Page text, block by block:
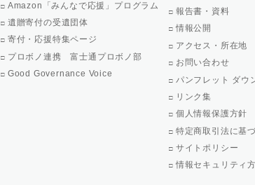
Amazon「みんなで応援」プログラム
遺贈寄付の受遺団体
寄付・応援特集ページ
プロボノ連携 富士通プロボノ部
Good Governance Voice
報告書・資料
情報公開
アクセス・所在地
お問い合わせ
パンフレット ダウ
リンク集
個人情報保護方針
特定商取引法に基
サイトポリシー
情報セキュリティ